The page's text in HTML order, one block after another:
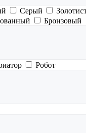
Серый
Бронзовый
Робот